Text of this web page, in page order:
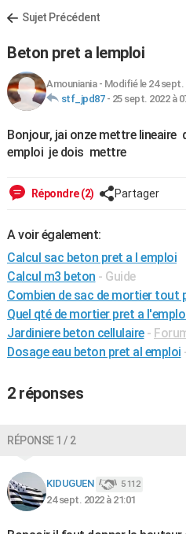
Sujet Précédent
Beton pret a lemploi
Amouniania- Modifié le 24 sept.
stf_jpd87- 25 sept. 2022 à
Bonjour, jai onze mettre lineaire
emploi je dois mettre
Répondre (2) Partager
A voir également:
Calcul sac beton pret a l emploi
Calcul m3 beton - Guide
Combien de sac de mortier tout
Quel qté de mortier pret a
Jardiniere beton cellulaire -
Dosage eau beton pret al emploi
2 réponses
RÉPONSE 1 / 2
KIDUGUEN 5 112
24 sept. 2022 à 21:01